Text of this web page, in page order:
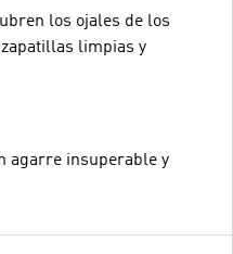
los ojales de los
limpias y
agarre insuperable y